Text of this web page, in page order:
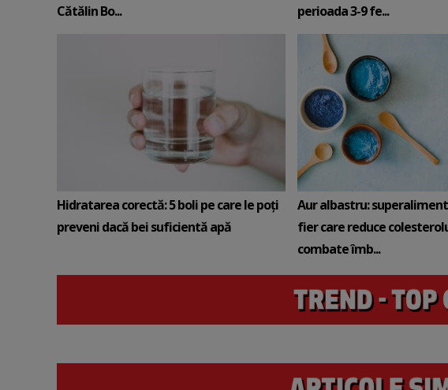
Cătălin Bo...
perioada 3-9 fe...
Hidratarea corectă: 5 boli pe care le poți
preveni dacă bei suficientă apă
Aur albastru:
fier care reduce
combate îmb...